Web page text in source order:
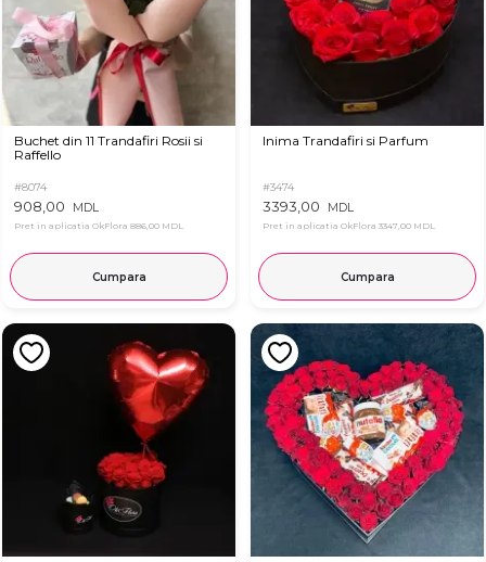
Buchet din 11 Trandafiri Rosii si
Raffello
#8074
908,00 MDL
Pret in aplicatia OkFlora 886,00 MDL
Cumpara
Inima Trandafiri si Parfum
#3474
3393,00 MDL
Pret in aplicatia OkFlora 3347,00 MDL
Cumpara